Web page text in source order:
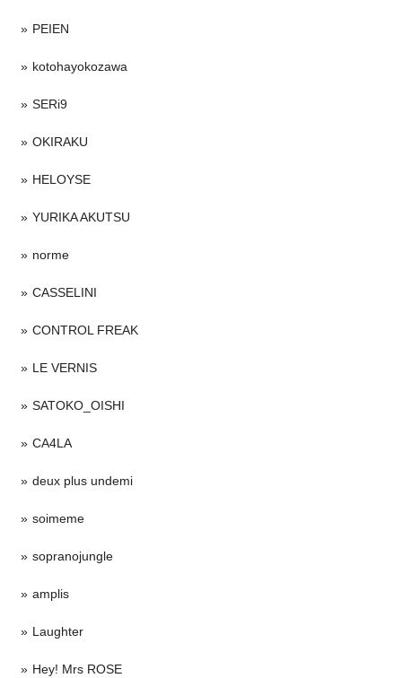
PEIEN
kotohayokozawa
SERi9
OKIRAKU
HELOYSE
YURIKA AKUTSU
norme
CASSELINI
CONTROL FREAK
LE VERNIS
SATOKO_OISHI
CA4LA
deux plus undemi
soimeme
sopranojungle
amplis
Laughter
Hey! Mrs ROSE